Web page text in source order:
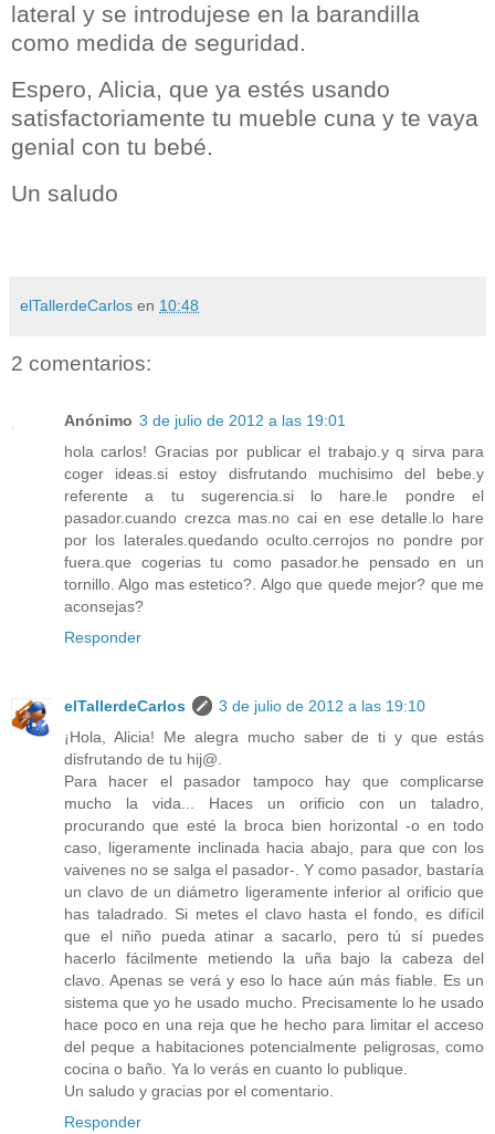
lateral y se introdujese en la barandilla
como medida de seguridad.
Espero, Alicia, que ya estés usando
satisfactoriamente tu mueble cuna y te vaya
genial con tu bebé.
Un saludo
elTallerdeCarlos en 10:48
2 comentarios:
Anónimo 3 de julio de 2012 a las 19:01
hola carlos! Gracias por publicar el trabajo.y q sirva para
coger ideas.si estoy disfrutando muchisimo del bebe.y
referente a tu sugerencia.si lo hare.le pondre el
pasador.cuando crezca mas.no cai en ese detalle.lo hare
por los laterales.quedando oculto.cerrojos no pondre por
fuera.que cogerias tu como pasador.he pensado en un
tornillo. Algo mas estetico?. Algo que quede mejor? que me
aconsejas?
Responder
elTallerdeCarlos
3 de julio de 2012 a las 19:10
¡Hola, Alicia! Me alegra mucho saber de ti y que estás
disfrutando de tu hij@.
Para hacer el pasador tampoco hay que complicarse
mucho la vida... Haces un orificio con un taladro,
procurando que esté la broca bien horizontal -o en todo
caso, ligeramente inclinada hacia abajo, para que con los
vaivenes no se salga el pasador-. Y como pasador, bastaría
un clavo de un diámetro ligeramente inferior al orificio que
has taladrado. Si metes el clavo hasta el fondo, es difícil
que el niño pueda atinar a sacarlo, pero tú sí puedes
hacerlo fácilmente metiendo la uña bajo la cabeza del
clavo. Apenas se verá y eso lo hace aún más fiable. Es un
sistema que yo he usado mucho. Precisamente lo he usado
hace poco en una reja que he hecho para limitar el acceso
del peque a habitaciones potencialmente peligrosas, como
cocina o baño. Ya lo verás en cuanto lo publique.
Un saludo y gracias por el comentario.
Responder